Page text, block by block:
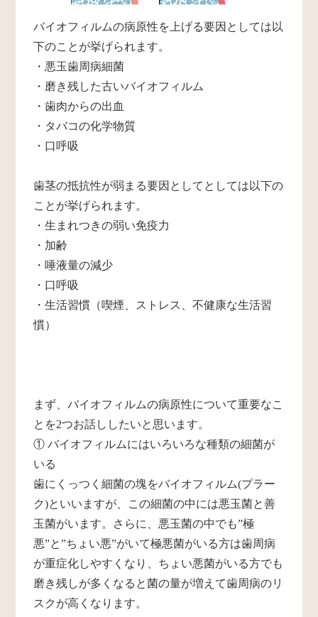
バイオフィルムの病原性を上げる要因としては以
下のことが挙げられます。
・悪玉歯周病細菌
・磨き残した古いバイオフィルム
・歯肉からの出血
・タバコの化学物質
・口呼吸
歯茎の抵抗性が弱まる要因としてとしては以下の
ことが挙げられます。
・生まれつきの弱い免疫力
・加齢
・唾液量の減少
・口呼吸
・生活習慣（喫煙、ストレス、不健康な生活習
慣）
まず、バイオフィルムの病原性について重要なこ
とを2つお話ししたいと思います。
① バイオフィルムにはいろいろな種類の細菌が
いる
歯にくっつく細菌の塊をバイオフィルム(プラー
ク)といいますが、この細菌の中には悪玉菌と善
玉菌がいます。さらに、悪玉菌の中でも”極
悪”と”ちょい悪”がいて極悪菌がいる方は歯周病
が重症化しやすくなり、ちょい悪菌がいる方でも
磨き残しが多くなると菌の量が増えて歯周病のリ
スクが高くなります。